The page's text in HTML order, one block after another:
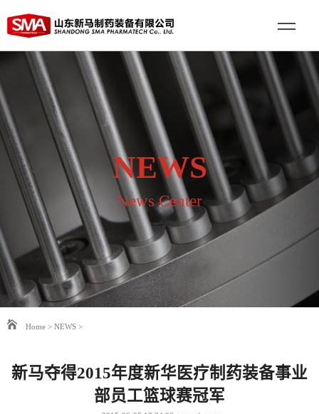
NEWS
News Center
Home > NEWS >
新马夺得2015年度新华医疗制药装备事业
部员工篮球赛冠军